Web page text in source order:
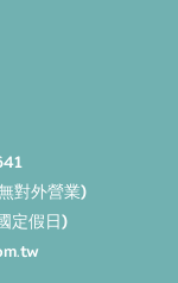
對外營業)
定假日)